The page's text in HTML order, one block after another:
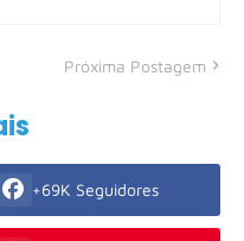
Próxima Postagem
+69K Seguidores